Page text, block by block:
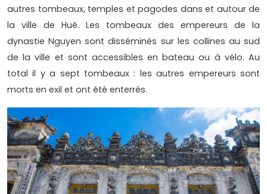
autres tombeaux, temples et pagodes dans et autour de
la ville de Hué. Les tombeaux des empereurs de la
dynastie Nguyen sont disséminés sur les collines au sud
de la ville et sont accessibles en bateau ou à vélo. Au
total il y a sept tombeaux : les autres empereurs sont
morts en exil et ont été enterrés.